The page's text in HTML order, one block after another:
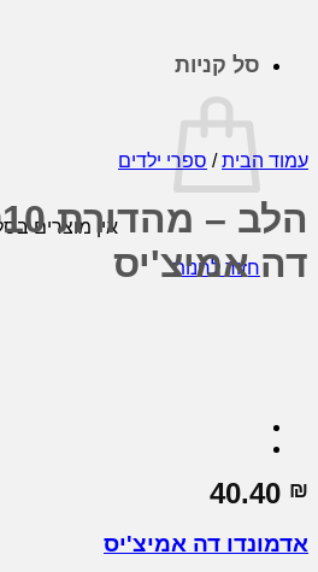
סל קניות
אין מוצרים
חזור לחנות
עמוד הבית / ספרי ילדים
דה אמיצ'יס
40.40 ₪
אדמונדו דה אמיצ'יס